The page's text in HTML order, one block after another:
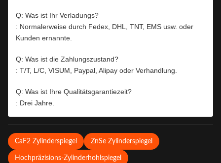
Q: Was ist Ihr Verladungs?
: Normalerweise durch Fedex, DHL, TNT, EMS usw. oder
Kunden ernannte.
Q: Was ist die Zahlungszustand?
: T/T, L/C, VISUM, Paypal, Alipay oder Verhandlung.
Q: Was ist Ihre Qualitätsgarantiezeit?
: Drei Jahre.
CaF2 Zylinderspiegel ZnSe Zylinderspiegel
Hochpräzisions-Zylinderhohlspiegel